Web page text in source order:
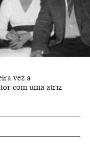
vez a
com uma atriz